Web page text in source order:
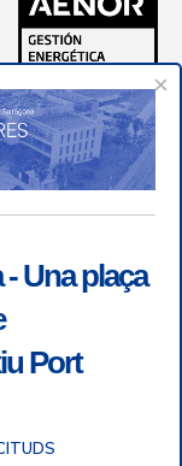
×
Una plaça
Port